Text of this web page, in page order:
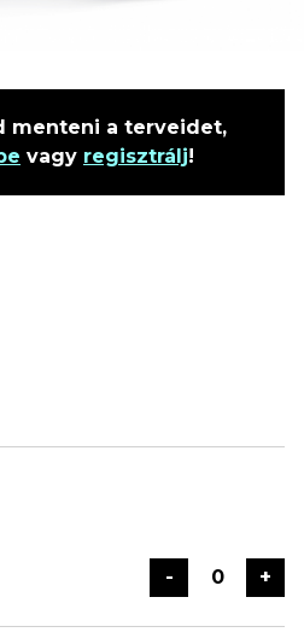
menteni a terveidet,
vagy regisztrálj!
- +